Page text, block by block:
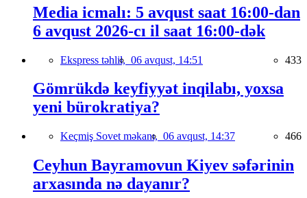
Media icmalı: 5 avqust saat 16:00-dan
6 avqust 2026-cı il saat 16:00-dək
Ekspress təhlil, 06 avqust, 14:51 433
Gömrükdə keyfiyyət inqilabı, yoxsa
yeni bürokratiya?
Keçmiş Sovet məkanı, 06 avqust, 14:37 466
Ceyhun Bayramovun Kiyev səfərinin
arxasında nə dayanır?